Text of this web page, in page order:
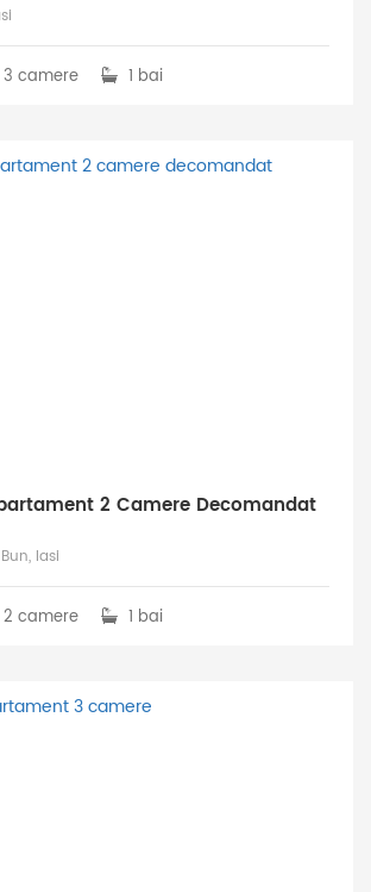
3 camere 1 bai
2 Camere Decomandat
Iasi
2 camere 1 bai